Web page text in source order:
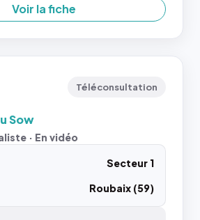
Voir la fiche
Téléconsultation
Sow
· En vidéo
Secteur 1
Roubaix (59)